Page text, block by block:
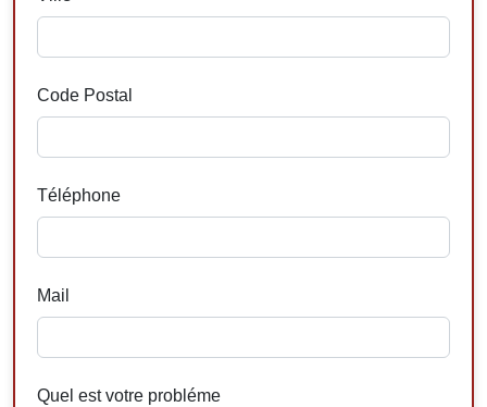
Code Postal
Téléphone
Mail
Quel est votre probléme